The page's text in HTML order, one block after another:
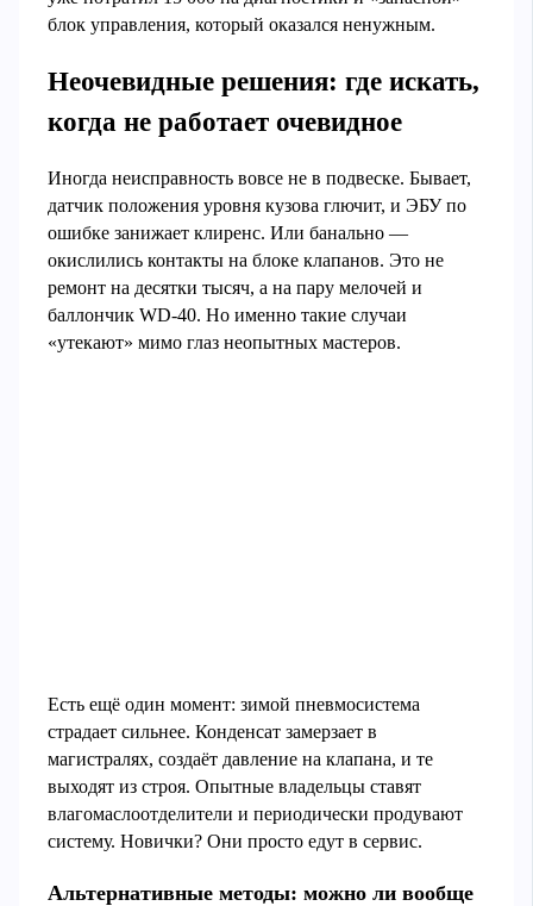
блок управления, который оказался ненужным.
Неочевидные решения: где искать,
когда не работает очевидное
Иногда неисправность вовсе не в подвеске. Бывает,
датчик положения уровня кузова глючит, и ЭБУ по
ошибке занижает клиренс. Или банально —
окислились контакты на блоке клапанов. Это не
ремонт на десятки тысяч, а на пару мелочей и
баллончик WD-40. Но именно такие случаи
«утекают» мимо глаз неопытных мастеров.
Есть ещё один момент: зимой пневмосистема
страдает сильнее. Конденсат замерзает в
магистралях, создаёт давление на клапана, и те
выходят из строя. Опытные владельцы ставят
влагомаслоотделители и периодически продувают
систему. Новички? Они просто едут в сервис.
Альтернативные методы: можно ли вообще